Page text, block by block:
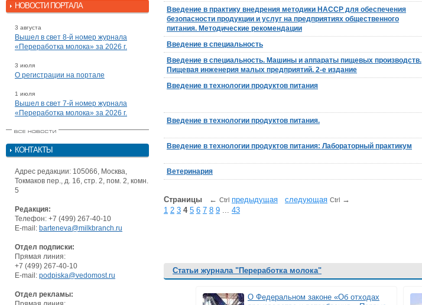
НОВОСТИ ПОРТАЛА
3 августа
Вышел в свет 8-й номер журнала
«Переработка молока» за 2026 г.
3 июля
О регистрации на портале
1 июля
Вышел в свет 7-й номер журнала
«Переработка молока» за 2026 г.
КОНТАКТЫ
Адрес редакции: 105066, Москва,
Токмаков пер., д. 16, стр. 2, пом. 2, комн.
5
Редакция:
Телефон: +7 (499) 267-40-10
E-mail: barteneva@milkbranch.ru
Отдел подписки:
Прямая линия:
+7 (499) 267-40-10
E-mail: podpiska@vedomost.ru
Отдел рекламы:
Введение в практику внедрения методики HACCP для обеспечения
безопасности продукции и услуг на предприятиях общественного
питания. Методические рекомендации
Введение в специальность
Введение в специальность. Машины и аппараты пищевых производств.
Пищевая инженерия малых предприятий. 2-е издание
Введение в технологии продуктов питания
Введение в технологии продуктов питания.
Введение в технологии продуктов питания: Лабораторный практикум
Ветеринария
Страницы ← Ctrl предыдущая cледующая Ctrl →
1 2 3 4 5 6 7 8 9 ... 43
Статьи журнала "Переработка молока"
О Федеральном законе «Об отходах